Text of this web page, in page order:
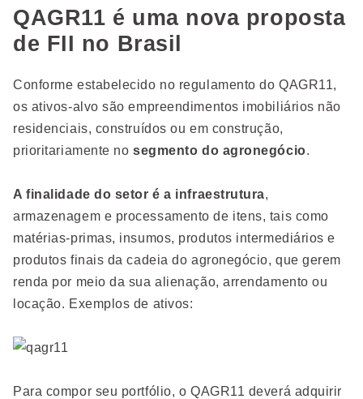
QAGR11 é uma nova proposta
de FII no Brasil
Conforme estabelecido no regulamento do QAGR11,
os ativos-alvo são empreendimentos imobiliários não
residenciais, construídos ou em construção,
prioritariamente nosegmento do agronegócio.
A finalidade do setor é a infraestrutura,
armazenagem e processamento de itens, tais como
matérias-primas, insumos, produtos intermediários e
produtos finais da cadeia do agronegócio, que gerem
renda por meio da sua alienação, arrendamento ou
locação. Exemplos de ativos:
Para compor seu portfólio, o QAGR11 deverá adquirir